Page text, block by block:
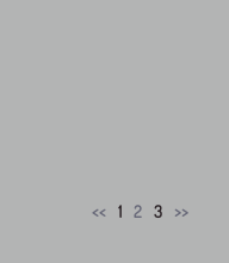
<< 1 2 3 >>